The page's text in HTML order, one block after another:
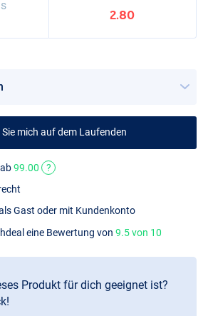
20mm
2.80
mich auf dem Laufenden
ab99.00
?
Gast oder mit Kundenkonto
eine Bewertung von9.5 von 10
Produkt für dich geeignet ist?